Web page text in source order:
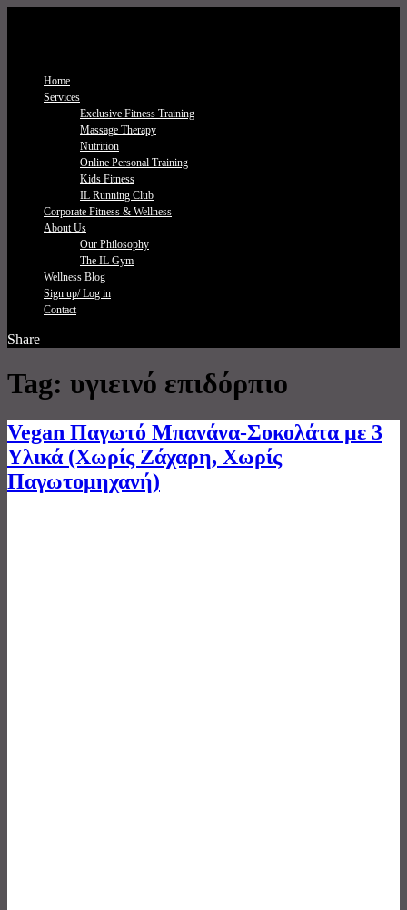
Home
Services
Exclusive Fitness Τraining
Massage Therapy
Nutrition
Online Personal Training
Kids Fitness
IL Running Club
Corporate Fitness & Wellness
About Us
Our Philosophy
The IL Gym
Wellness Blog
Sign up/ Log in
Contact
Share
Tag: υγιεινό επιδόρπιο
Vegan Παγωτό Μπανάνα-Σοκολάτα με 3
Υλικά (Χωρίς Ζάχαρη, Χωρίς
Παγωτομηχανή)